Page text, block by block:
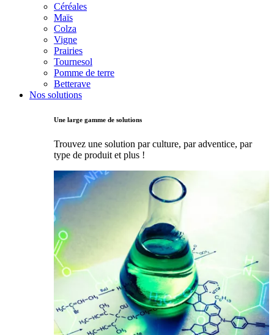
Céréales
Maïs
Colza
Vigne
Prairies
Tournesol
Pomme de terre
Betterave
Nos solutions
Une large gamme de solutions
Trouvez une solution par culture, par adventice, par
type de produit et plus !